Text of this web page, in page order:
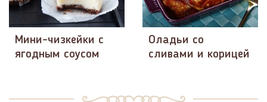
Мини-чизкейки с
ягодным соусом
Оладьи со
сливами и корицей